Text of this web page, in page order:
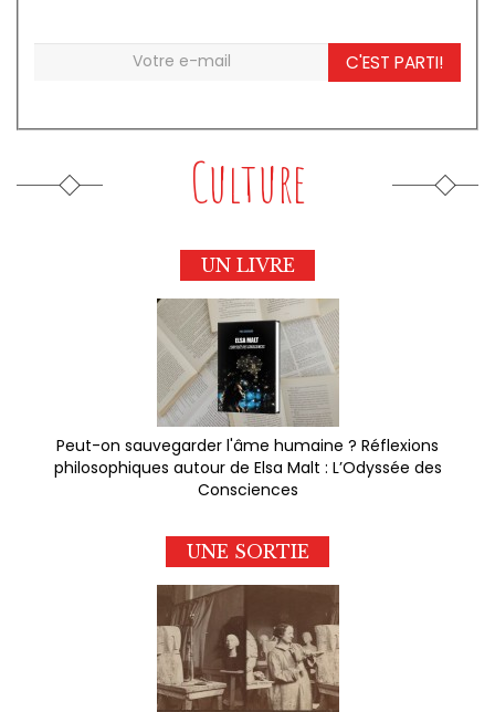
C'EST PARTI!
Culture
UN LIVRE
Peut-on sauvegarder l'âme humaine ? Réflexions
philosophiques autour de Elsa Malt : L’Odyssée des
Consciences
UNE SORTIE